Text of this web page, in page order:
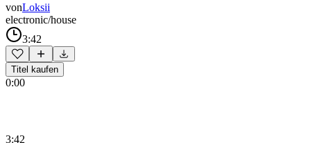
vonLoksii
electronic/house
3:42
Titel kaufen
0:00
3:42